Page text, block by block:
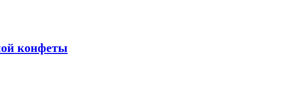
конфеты